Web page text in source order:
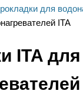
для
ITA
ITA для